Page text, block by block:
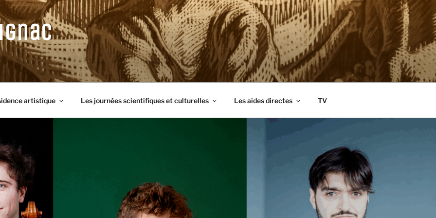
artistique Les journées scientifiques et culturelles Les aides directes TV